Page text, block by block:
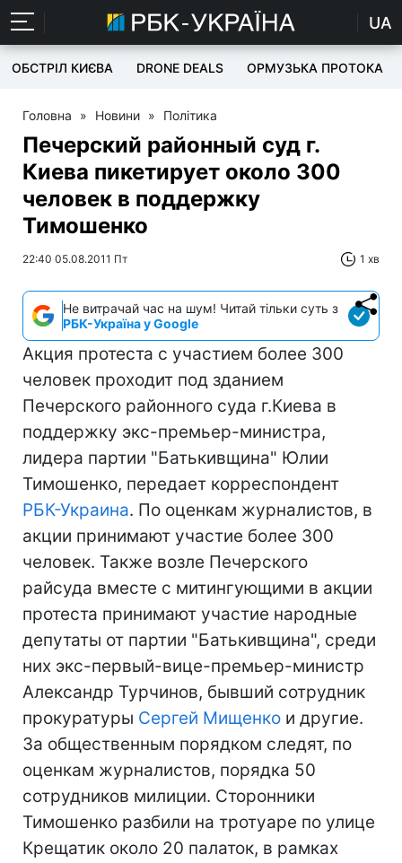
UA
ОБСТРІЛ КИЄВА DRONE DEALS ОРМУЗЬКА ПРОТОКА
Головна » Новини » Політика
Печерский районный суд г.
Киева пикетирует около 300
человек в поддержку
Тимошенко
22:40 05.08.2011 Пт 1 хв
Не витрачай час на шум! Читай тільки суть з
РБК-Україна у Google
Акция протеста с участием более 300
человек проходит под зданием
Печерского районного суда г.Киева в
поддержку экс-премьер-министра,
лидера партии "Батькивщина" Юлии
Тимошенко, передает корреспондент
РБК-Украина. По оценкам журналистов, в
акции принимают участие более 300
человек. Также возле Печерского
райсуда вместе с митингующими в акции
протеста принимают участие народные
депутаты от партии "Батькивщина", среди
них экс-первый-вице-премьер-министр
Александр Турчинов, бывший сотрудник
прокуратуры Сергей Мищенко и другие.
За общественным порядком следят, по
оценкам журналистов, порядка 50
сотрудников милиции. Сторонники
Тимошенко разбили на тротуаре по улице
Крещатик около 20 палаток, в рамках